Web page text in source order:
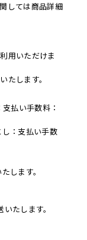
しては商品詳細
用いただけま
たします。
払い手数料：
し：支払い手数
します。
たします。